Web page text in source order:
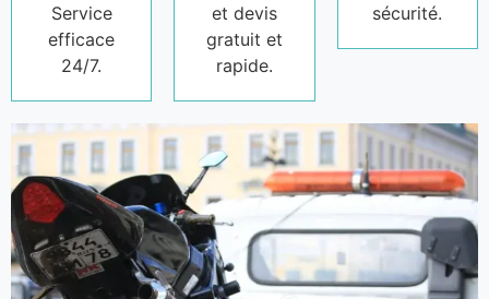
Service
efficace
24/7.
et devis
gratuit et
rapide.
sécurité.